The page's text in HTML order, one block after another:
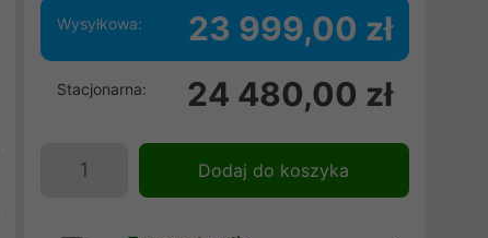
Wysyłkowa: 23 999,00 zł
Stacjonarna: 24 480,00 zł
Dodaj do koszyka